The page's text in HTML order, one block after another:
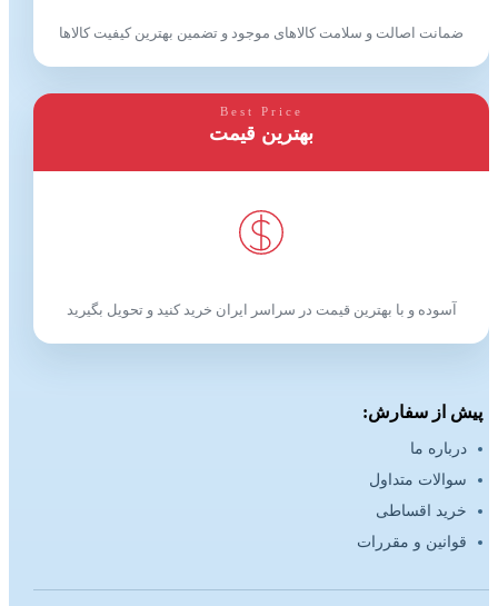
ضمانت اصالت و سلامت کالاهای موجود و تضمین بهترین کیفیت کالاها
Best Price
بهترین قیمت
آسوده و با بهترین قیمت در سراسر ایران خرید کنید و تحویل بگیرید
پیش از سفارش:
درباره ما
سوالات متداول
خرید اقساطی
قوانین و مقررات